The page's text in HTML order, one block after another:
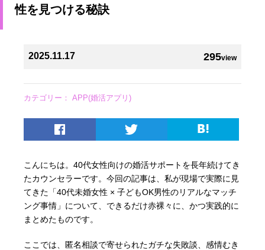
性を見つける秘訣
295view
2025.11.17
カテゴリー： APP(婚活アプリ)
こんにちは。40代女性向けの婚活サポートを長年続けてき
たカウンセラーです。今回の記事は、私が現場で実際に見
てきた「40代未婚女性 × 子どもOK男性のリアルなマッチ
ング事情」について、できるだけ赤裸々に、かつ実践的に
まとめたものです。
ここでは、匿名相談で寄せられたガチな失敗談、感情むき